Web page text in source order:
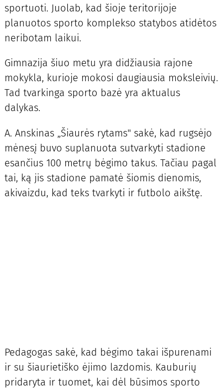
sportuoti. Juolab, kad šioje teritorijoje
planuotos sporto komplekso statybos atidėtos
neribotam laikui.
Gimnazija šiuo metu yra didžiausia rajone
mokykla, kurioje mokosi daugiausia moksleivių.
Tad tvarkinga sporto bazė yra aktualus
dalykas.
A. Anskinas „Šiaurės rytams" sakė, kad rugsėjo
mėnesį buvo suplanuota sutvarkyti stadione
esančius 100 metrų bėgimo takus. Tačiau pagal
tai, ką jis stadione pamatė šiomis dienomis,
akivaizdu, kad teks tvarkyti ir futbolo aikštę.
Pedagogas sakė, kad bėgimo takai išpurenami
ir su šiaurietiško ėjimo lazdomis. Kauburių
pridaryta ir tuomet, kai dėl būsimos sporto